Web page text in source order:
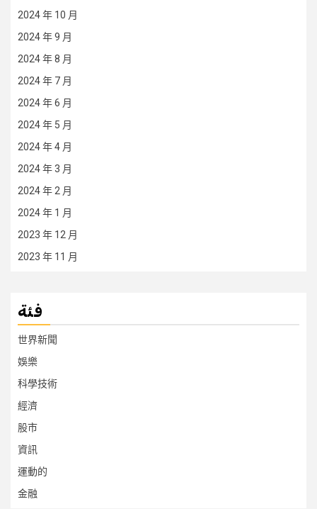
2024 年 10 月
2024 年 9 月
2024 年 8 月
2024 年 7 月
2024 年 6 月
2024 年 5 月
2024 年 4 月
2024 年 3 月
2024 年 2 月
2024 年 1 月
2023 年 12 月
2023 年 11 月
فئة
世界新聞
娛樂
科學技術
經濟
股市
資訊
運動的
金融